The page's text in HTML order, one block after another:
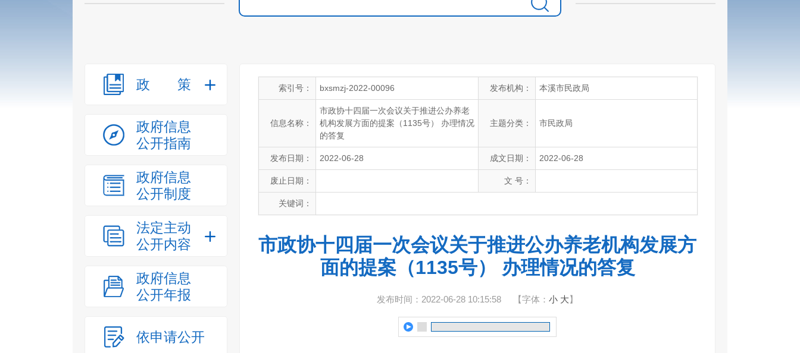
政策
政府信息
公开指南
政府信息
公开制度
法定主动
公开内容
政府信息
公开年报
依申请公开
索引号： bxsmzj-2022-00096 发布机构： 本溪市民政局
信息名称：
市政协十四届一次会议关于推进公办养老
机构发展方面的提案（1135号） 办理情况
的答复
主题分类： 市民政局
发布日期： 2022-06-28 成文日期： 2022-06-28
废止日期： 文 号：
关键词：
市政协十四届一次会议关于推进公办养老机构发展方
面的提案（1135号） 办理情况的答复
发布时间：2022-06-28 10:15:58 【字体： 小 大】